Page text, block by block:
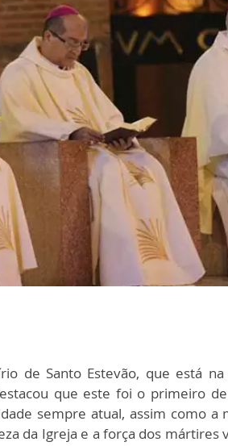
de Santo Estevão, que está
que este foi o primeiro
sempre atual, assim como a
da Igreja e a força dos mártires